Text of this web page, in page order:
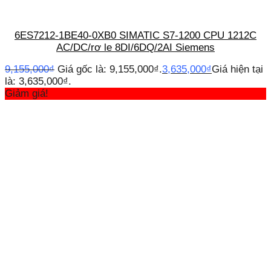
6ES7212-1BE40-0XB0 SIMATIC S7-1200 CPU 1212C
AC/DC/rơ le 8DI/6DQ/2AI Siemens
9,155,000₫ Giá gốc là: 9,155,000₫.3,635,000₫Giá hiện tại
là: 3,635,000₫.
Giảm giá!